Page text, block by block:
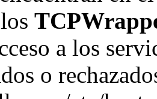
a los
o